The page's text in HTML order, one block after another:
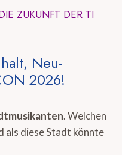
ZUKUNFT DER TI
Neu-
2026!
. Welchen
als diese Stadt könnte